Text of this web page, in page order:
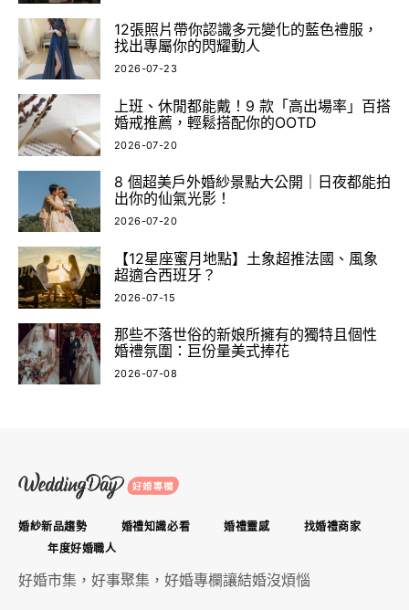
12張照片帶你認識多元變化的藍色禮服，
找出專屬你的閃耀動人
2026-07-23
上班、休閒都能戴！9 款「高出場率」百搭
婚戒推薦，輕鬆搭配你的OOTD
2026-07-20
8 個超美戶外婚紗景點大公開｜日夜都能拍
出你的仙氣光影！
2026-07-20
【12星座蜜月地點】土象超推法國、風象
超適合西班牙？
2026-07-15
那些不落世俗的新娘所擁有的獨特且個性
婚禮氛圍：巨份量美式捧花
2026-07-08
婚紗新品趨勢 婚禮知識必看 婚禮靈感
找婚禮商家
年度好婚職人
好婚市集，好事聚集，好婚專欄讓結婚沒煩惱